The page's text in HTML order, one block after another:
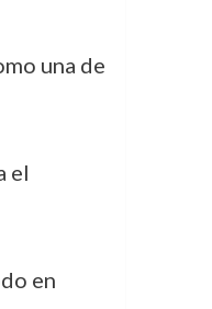
una de
el
en